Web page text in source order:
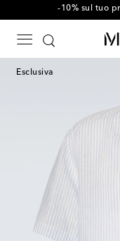
-10% sul tuo
Esclusiva